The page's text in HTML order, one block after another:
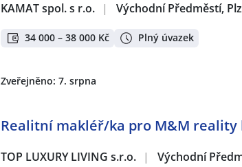
KAMAT spol. s r.o. | Východní Předměstí,
34 000 – 38 000 Kč Plný úvazek
Zveřejněno: 7. srpna
Realitní makléř/ka pro M&M reality
TOP LUXURY LIVING s.r.o. | Východní